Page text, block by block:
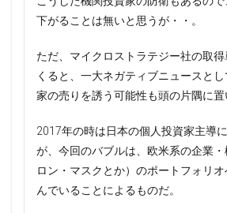
下がることは無いと思うが・・。
ただ、マイクロストラテジー社の取
くると、一大ネガティブニュースと
家の売りを誘う可能性も頭の片隅に置
2017年の時は日本の個人投資家主導
が、今回のバブルは、欧米系の企業
ロン・マスクとか）のポートフォリ
んでいることによるものだ。